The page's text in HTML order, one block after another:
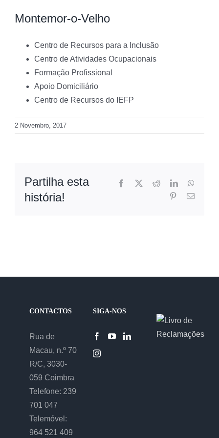
Montemor-o-Velho
Centro de Recursos para a Inclusão
Centro de Atividades Ocupacionais
Formação Profissional
Apoio Domiciliário
Centro de Recursos do IEFP
2 Novembro, 2017
Partilha esta
história!
Facebook RedditLinkedIn
PinterestEmail
CONTACTOS
Rua de
Macau, n.º 70
R/C, 3030-
059 Coimbra
Telefone: 239
701 047
Telemóvel:
964 521 409
SIGA-NOS